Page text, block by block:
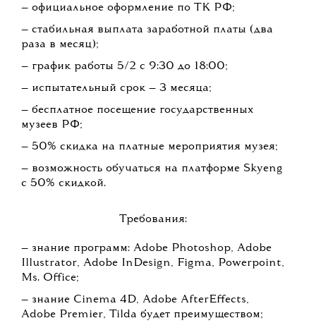
— официальное оформление по ТК РФ;
— стабильная выплата заработной платы (два
раза в месяц);
— график работы 5/2 с 9:30 до 18:00;
— испытательный срок — 3 месяца;
— бесплатное посещение государственных
музеев РФ;
— 50% скидка на платные мероприятия музея;
— возможность обучаться на платформе Skyeng
с 50% скидкой.
Требования:
— знание программ: Adobe Photoshop, Adobe
Illustrator, Adobe InDesign, Figma, Powerpoint,
Ms. Office;
— знание Cinema 4D, Adobe AfterEffects,
Adobe Premier, Tilda будет преимуществом;